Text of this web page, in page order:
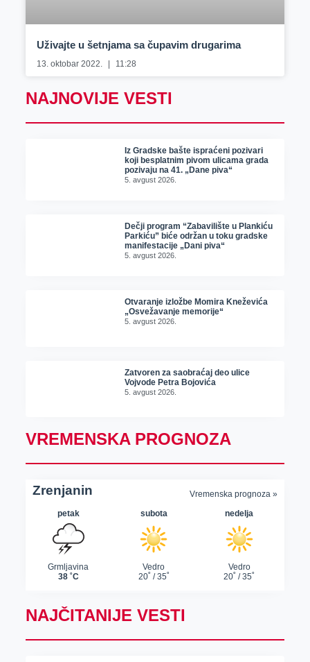
Uživajte u šetnjama sa čupavim drugarima
13. oktobar 2022. 11:28
NAJNOVIJE VESTI
Iz Gradske bašte ispraćeni pozivari
koji besplatnim pivom ulicama grada
pozivaju na 41. „Dane piva“
5. avgust 2026.
Dečji program “Zabavilište u Plankiću
Parkiću” biće održan u toku gradske
manifestacije „Dani piva“
5. avgust 2026.
Otvaranje izložbe Momira Kneževića
„Osvežavanje memorije“
5. avgust 2026.
Zatvoren za saobraćaj deo ulice
Vojvode Petra Bojovića
5. avgust 2026.
VREMENSKA PROGNOZA
NAJČITANIJE VESTI